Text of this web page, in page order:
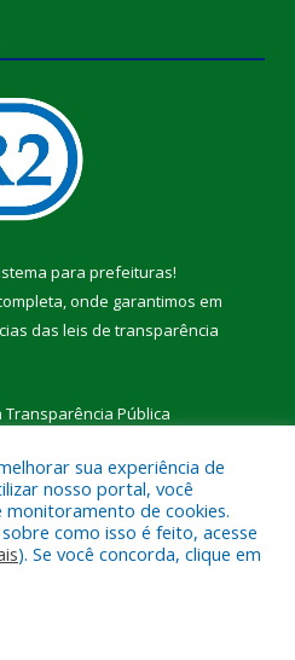
para prefeituras!
onde garantimos em
das leis de transparência
Transparência Pública
a Câmara Municipal de Breu
Administrativa
sua experiência de
nosso portal, você
de cookies.
como isso é feito, acesse
). Se você concorda, clique em